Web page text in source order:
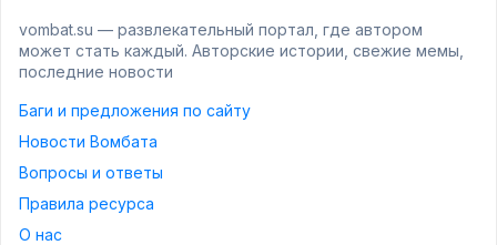
vombat.su — развлекательный портал, где автором
может стать каждый. Авторские истории, свежие мемы,
последние новости
Баги и предложения по сайту
Новости Вомбата
Вопросы и ответы
Правила ресурса
О нас